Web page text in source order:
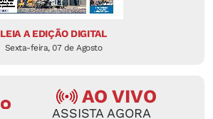
LEIA A EDIÇÃO DIGITAL
Sexta-feira, 07 de Agosto
AO VIVO
ASSISTA AGORA